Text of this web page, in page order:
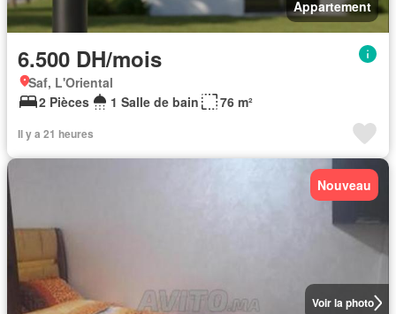
Appartement
6.500 DH/mois
Saf, L'Oriental
2 Pièces
1 Salle de bain 76 m²
Il y a 21 heures
Voir la photo
Nouveau